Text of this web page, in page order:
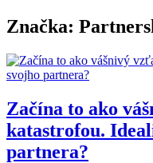
Značka:
Začína to ako
katastrofou.
partnera?